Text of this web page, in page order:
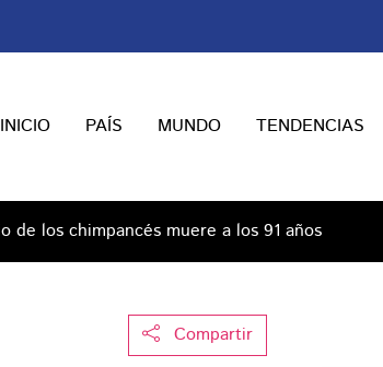
INICIO PAÍS MUNDO TENDENCIAS
de los chimpancés muere a los 91 años
Compartir